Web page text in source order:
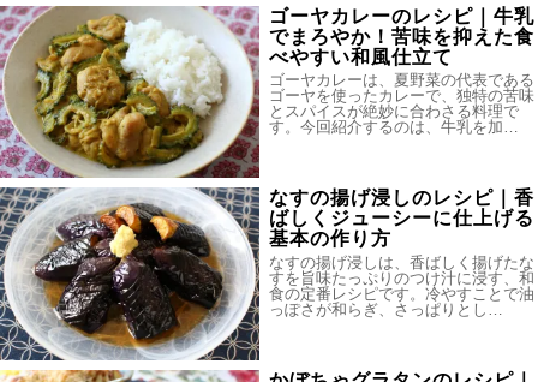
ゴーヤカレーのレシピ｜牛乳
でまろやか！苦味を抑えた食
べやすい和風仕立て
ゴーヤカレーは、夏野菜の代表である
ゴーヤを使ったカレーで、独特の苦味
とスパイスが絶妙に合わさる料理で
す。今回紹介するのは、牛乳を加…
なすの揚げ浸しのレシピ｜香
ばしくジューシーに仕上げる
基本の作り方
なすの揚げ浸しは、香ばしく揚げたな
すを旨味たっぷりのつけ汁に浸す、和
食の定番レシピです。冷やすことで油
っぽさが和らぎ、さっぱりとし…